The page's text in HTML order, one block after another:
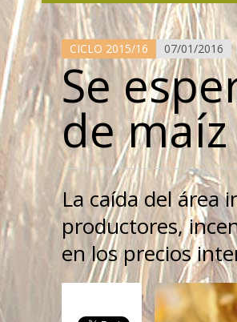
CICLO 2015/16 07/01/2016
Se
de maíz
La caída del área
productores,
en los precios